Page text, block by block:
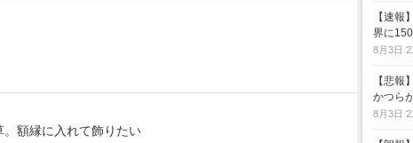
額縁に入れて飾りたい
【速報
界に
8月3日
【悲報
かつら
8月3日